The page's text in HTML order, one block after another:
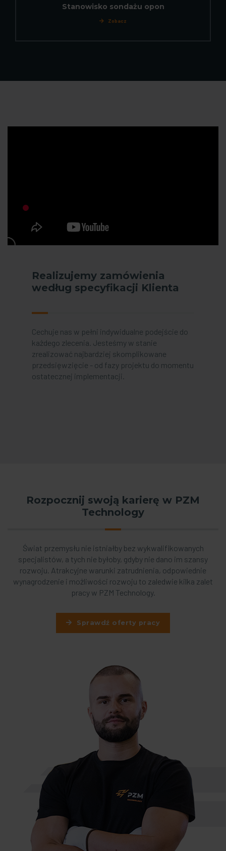
Stanowisko sondażu opon
Zobacz
Realizujemy zamówienia
według specyfikacji Klienta
Cechuje nas w pełni indywidualne podejście do
każdego zlecenia. Jesteśmy w stanie
zrealizować najbardziej skomplikowane
przedsięwzięcie - od fazy projektu do momentu
ostatecznej implementacji.
Rozpocznij swoją karierę w PZM
Technology
Świat przemysłu nie istniałby bez wykwalifikowanych
specjalistów, a tych nie byłoby, gdyby nie dano im szansy
rozwoju. Atrakcyjne warunki zatrudnienia, odpowiednie
wynagrodzenie i możliwości rozwoju to zaledwie kilka zalet
pracy w PZM Technology.
Sprawdź oferty pracy